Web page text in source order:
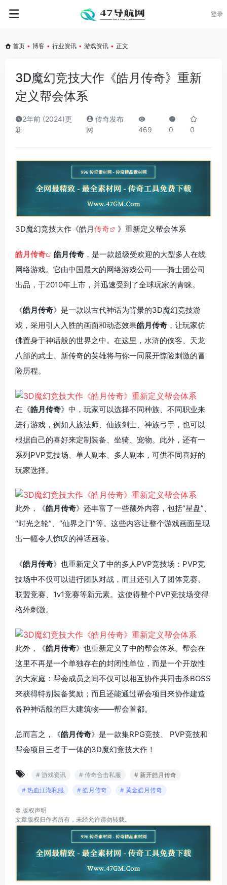
登录
首页 • 博客 • 行业资讯 • 游戏资讯 • 正文
3D魔幻竞技大作《皓月传奇》重新
定义帮会体系
2年前 (2024)更
新
传奇发布
网
469 0 0
3D魔幻竞技大作《皓月传奇 》重新定义帮会体系
皓月传奇 皓月传奇 ，是一款超级受欢迎的大型多人在线
网络游戏。它由中国最大的网络游戏公司——骑士团公司
出品，于2010年上市，并迅速受到了全球玩家的青睐。
《皓月传奇》是一款以古代神话为背景的3D魔幻竞技游
戏，采用引人入胜的画面和动态效果皓月传奇 ，让玩家仿
佛置身于神话般的世界之中。在这里，水浒的侠客、天龙
八部的武士、新传奇的英雄将与你一同展开惊险刺激的冒
险历程。
在《皓月传奇》中，玩家可以选择不同种族、不同职业来
进行游戏，例如人族法师、仙族剑士、神族弓手，也可以
根据自己的喜好来定制装备、坐骑、宠物。此外，还有一
系列PVP竞技场、单人副本、多人副本，可供不同喜好的
玩家选择。
此外，《皓月传奇》还丰富了一些额外内容，包括“星盘”、
“时光之轮”、“仙界之门”等。这些内容让整个游戏画面呈现
出一幅令人惊叹的神话画卷。
《皓月传奇》也重新定义了中的多人PVP竞技场：PVP竞
技场中不仅可以进行团队对战，而且还引入了团体竞赛、
联盟竞赛、1v1竞赛等新元素。这使得整个PVP竞技场变得
格外刺激。
此外，《皓月传奇》也重新定义了中的帮会体系。帮会在
这里不再是一个单独存在的封闭性单位，而是一个开放性
的大家庭：帮会成员之间不仅可以相互协作共同击杀BOSS
来获得特别装备奖励；而且还能通过帮会项目来协作建造
各种神话般的巨大建筑物——帮会首都。
总而言之，《皓月传奇》是一款集RPG竞技、 PVP竞技和
帮会项目三者于一体的3D魔幻竞技大作！
# 游戏资讯 # 传奇合击私服
# 新开皓月传奇
# 热血江湖私服
# 皓月传奇 # 黄金皓月传奇
© 版权声明
文章版权归作者所有，未经允许请勿转载。